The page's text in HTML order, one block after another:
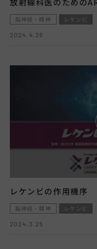
脳神経・精神
レケンビ
2024.4.26
レケンビの作用機序
脳神経・精神
レケンビ
2024.3.25